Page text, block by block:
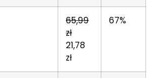
65,99
zł
21,78
zł
67%